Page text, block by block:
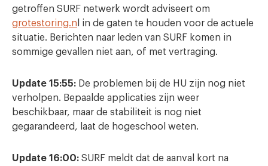
getroffen SURF netwerk wordt adviseert om
grotestoring.n l in de gaten te houden voor de actuele
situatie. Berichten naar leden van SURF komen in
sommige gevallen niet aan, of met vertraging.
Update 15:55: De problemen bij de HU zijn nog niet
verholpen. Bepaalde applicaties zijn weer
beschikbaar, maar de stabiliteit is nog niet
gegarandeerd, laat de hogeschool weten.
Update 16:00: SURF meldt dat de aanval kort na